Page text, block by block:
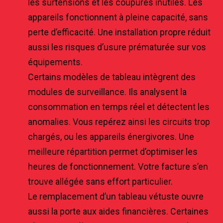
appareils fonctionnent à pleine capacité, sans
perte d’efficacité. Une installation propre réduit
aussi les risques d’usure prématurée sur vos
équipements.
Certains modèles de tableau intègrent des
modules de surveillance. Ils analysent la
consommation en temps réel et détectent les
anomalies. Vous repérez ainsi les circuits trop
chargés, ou les appareils énergivores. Une
meilleure répartition permet d’optimiser les
heures de fonctionnement. Votre facture s’en
trouve allégée sans effort particulier.
Le remplacement d’un tableau vétuste ouvre
aussi la porte aux aides financières. Certaines